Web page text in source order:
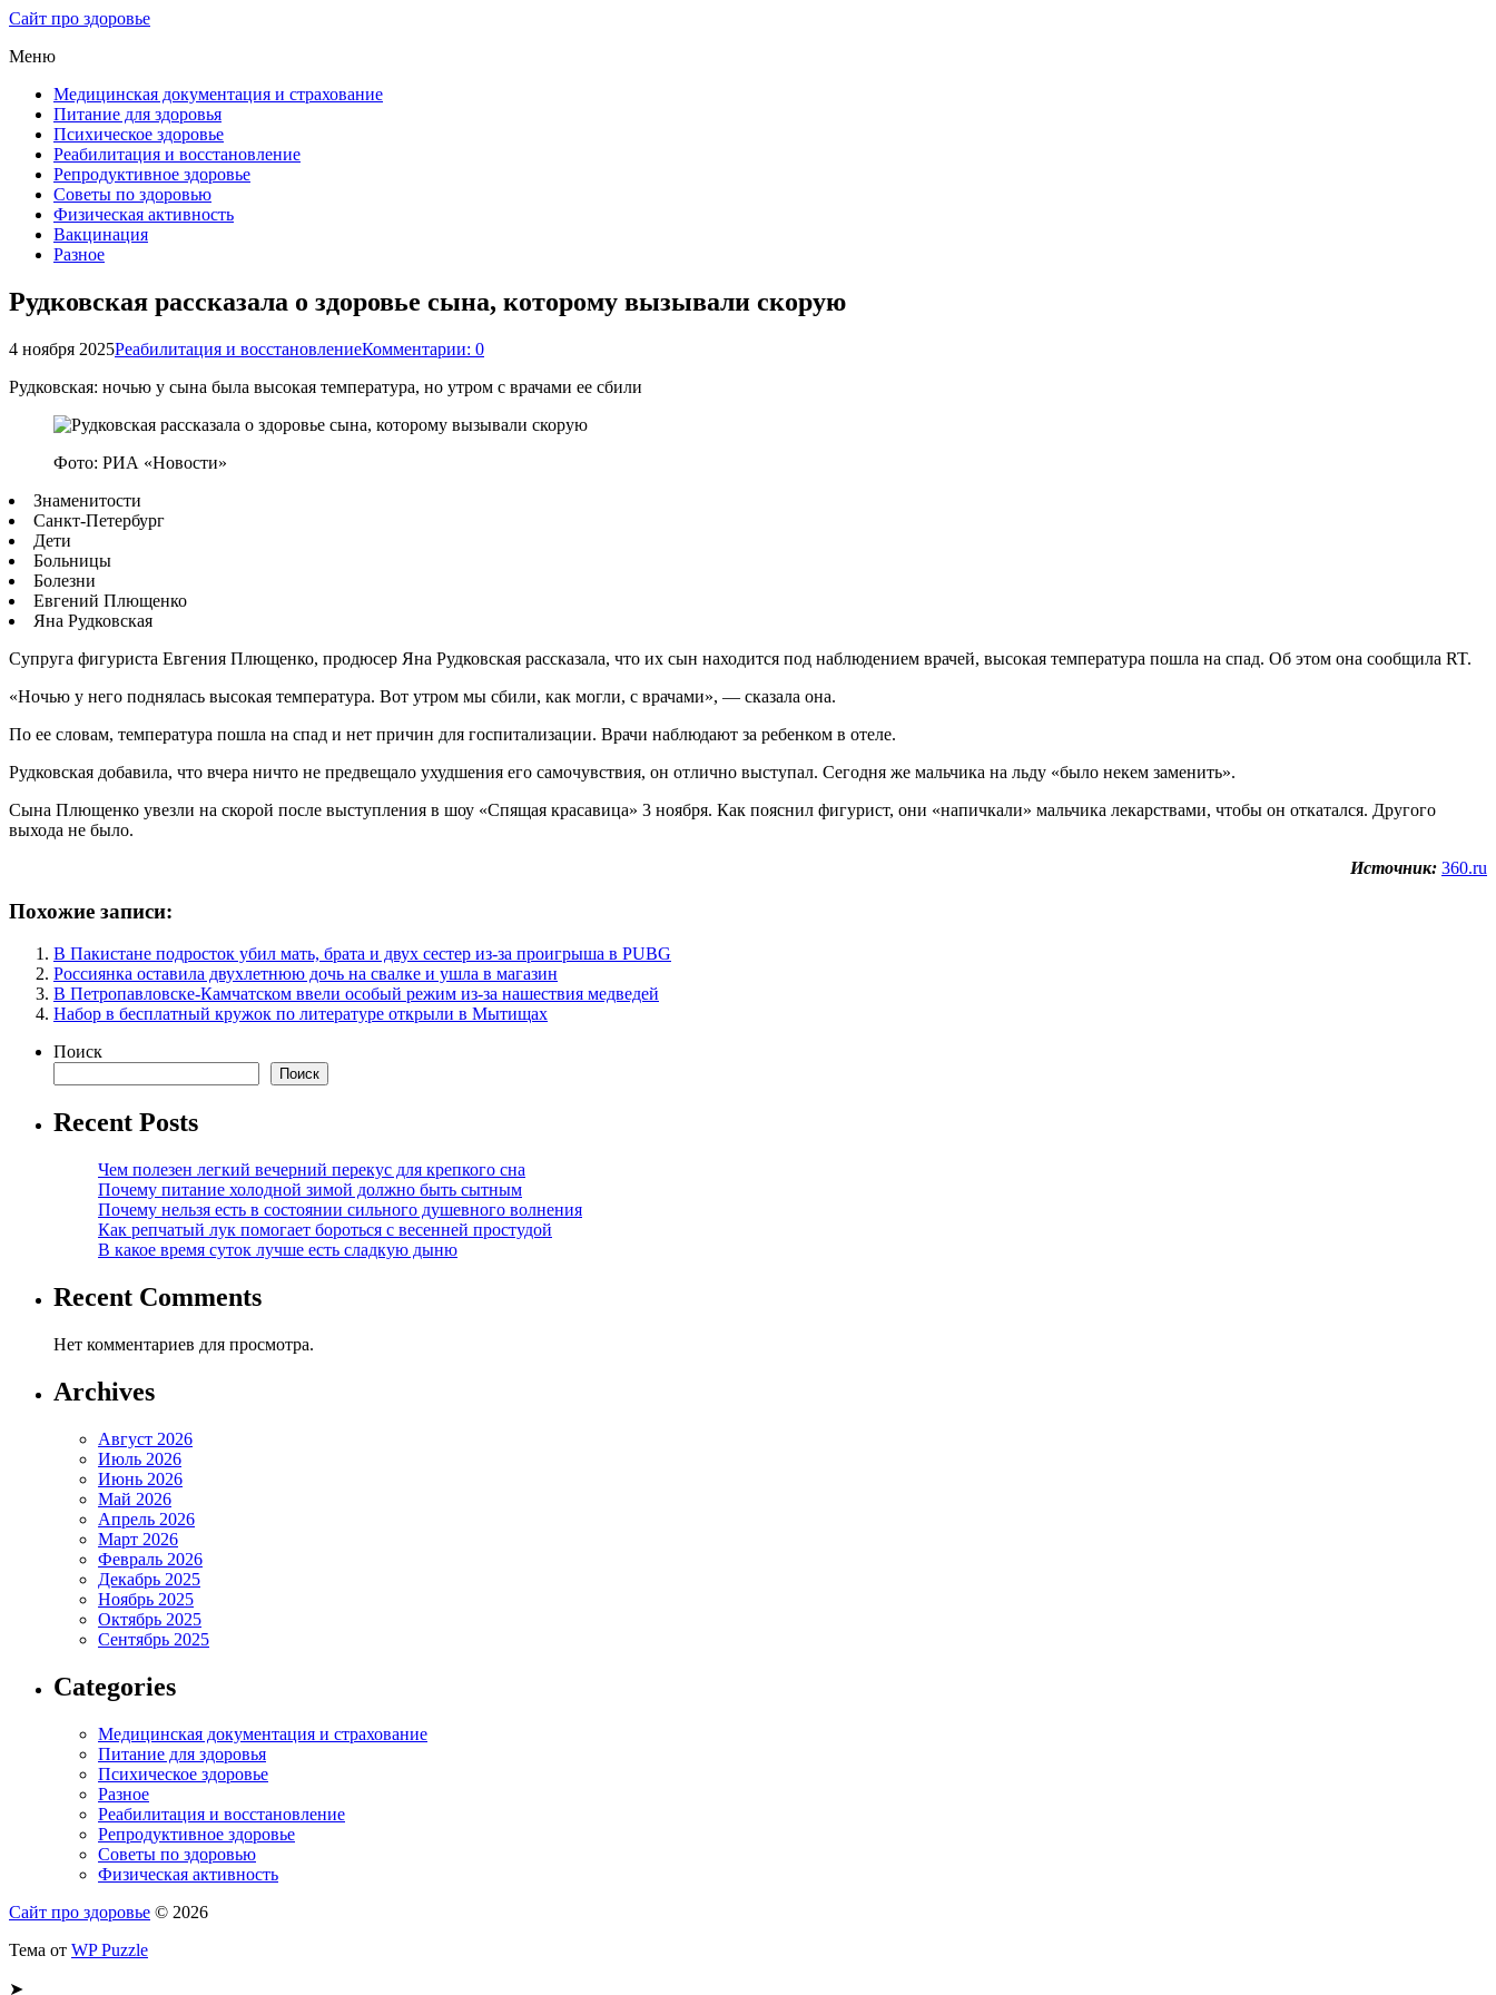
Сайт про здоровье
Меню
Медицинская документация и страхование
Питание для здоровья
Психическое здоровье
Реабилитация и восстановление
Репродуктивное здоровье
Советы по здоровью
Физическая активность
Вакцинация
Разное
Рудковская рассказала о здоровье сына, которому вызывали скорую
4 ноября 2025Реабилитация и восстановлениеКомментарии: 0
Рудковская: ночью у сына была высокая температура, но утром с врачами ее сбили
Фото: РИА «Новости»
Знаменитости
Санкт-Петербург
Дети
Больницы
Болезни
Евгений Плющенко
Яна Рудковская
Супруга фигуриста Евгения Плющенко, продюсер Яна Рудковская рассказала, что их сын находится под наблюдением врачей, высокая температура пошла на спад. Об этом она сообщила RT.
«Ночью у него поднялась высокая температура. Вот утром мы сбили, как могли, с врачами», — сказала она.
По ее словам, температура пошла на спад и нет причин для госпитализации. Врачи наблюдают за ребенком в отеле.
Рудковская добавила, что вчера ничто не предвещало ухудшения его самочувствия, он отлично выступал. Сегодня же мальчика на льду «было некем заменить».
Сына Плющенко увезли на скорой после выступления в шоу «Спящая красавица» 3 ноября. Как пояснил фигурист, они «напичкали» мальчика лекарствами, чтобы он откатался. Другого
выхода не было.
Источник: 360.ru
Похожие записи:
В Пакистане подросток убил мать, брата и двух сестер из-за проигрыша в PUBG
Россиянка оставила двухлетнюю дочь на свалке и ушла в магазин
В Петропавловске-Камчатском ввели особый режим из-за нашествия медведей
Набор в бесплатный кружок по литературе открыли в Мытищах
Поиск
Поиск
Recent Posts
Чем полезен легкий вечерний перекус для крепкого сна
Почему питание холодной зимой должно быть сытным
Почему нельзя есть в состоянии сильного душевного волнения
Как репчатый лук помогает бороться с весенней простудой
В какое время суток лучше есть сладкую дыню
Recent Comments
Нет комментариев для просмотра.
Archives
Август 2026
Июль 2026
Июнь 2026
Май 2026
Апрель 2026
Март 2026
Февраль 2026
Декабрь 2025
Ноябрь 2025
Октябрь 2025
Сентябрь 2025
Categories
Медицинская документация и страхование
Питание для здоровья
Психическое здоровье
Разное
Реабилитация и восстановление
Репродуктивное здоровье
Советы по здоровью
Физическая активность
Сайт про здоровье © 2026
Тема от WP Puzzle
➤